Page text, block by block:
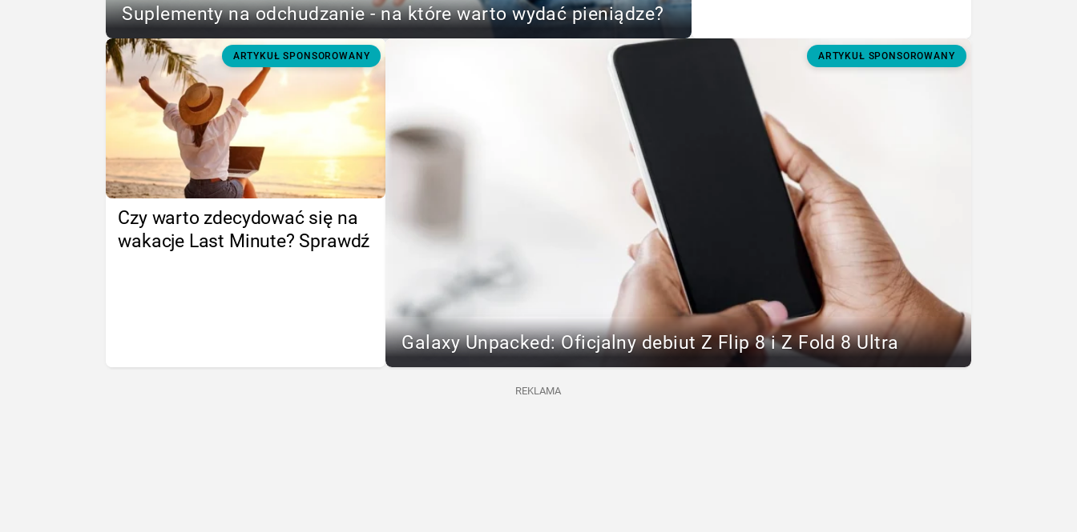
Suplementy na odchudzanie - na które warto wydać pieniądze?
ARTYKUŁ SPONSOROWANY
Czy warto zdecydować się na
wakacje Last Minute? Sprawdź
ARTYKUŁ SPONSOROWANY
Galaxy Unpacked: Oficjalny debiut Z Flip 8 i Z Fold 8 Ultra
REKLAMA